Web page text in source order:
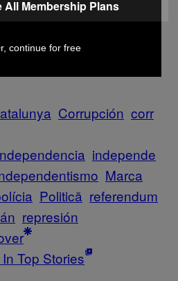
Corrupción corr
independe
Marca
Politică referendum
represión
Top Stories
All Membership Plans
continue for free